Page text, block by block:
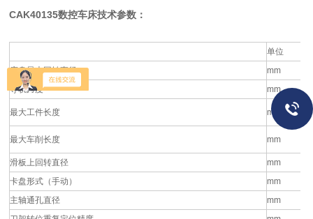
CAK40135数控车床技术参数：
单位
床身最大回转直径
mm
导轨跨度
mm
最大工件长度 mm
最大车削长度 mm
滑板上回转直径
mm
卡盘形式（手动）
mm
主轴通孔直径
mm